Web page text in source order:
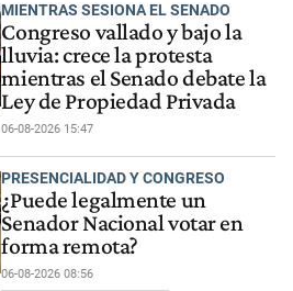
MIENTRAS SESIONA EL SENADO
Congreso vallado y bajo la
lluvia: crece la protesta
mientras el Senado debate la
Ley de Propiedad Privada
06-08-2026 15:47
PRESENCIALIDAD Y CONGRESO
¿Puede legalmente un
Senador Nacional votar en
forma remota?
06-08-2026 08:56